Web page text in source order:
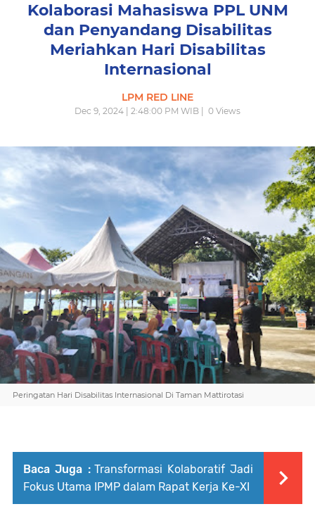
Kolaborasi Mahasiswa PPL UNM
dan Penyandang Disabilitas
Meriahkan Hari Disabilitas
Internasional
LPM RED LINE
Dec 9, 2024 | 2:48:00 PM WIB | 0 Views
Peringatan Hari Disabilitas Internasional Di Taman Mattirotasi
Baca Juga : Transformasi Kolaboratif Jadi
Fokus Utama IPMP dalam Rapat Kerja Ke-XI